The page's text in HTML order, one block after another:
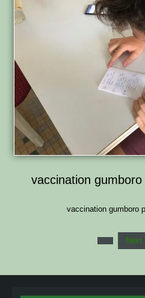
vaccination
vaccination gumboro
Next